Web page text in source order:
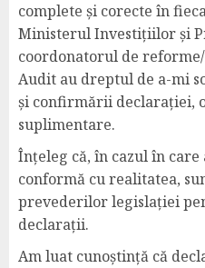
complete și corecte în
Ministerul Investițiilor și
coordonatorul de
Audit au dreptul de a-mi
și confirmării declarației,
suplimentare.
Înțeleg că, în cazul în care
conformă cu realitatea,
prevederilor legislației
declarații.
Am luat cunoștință că